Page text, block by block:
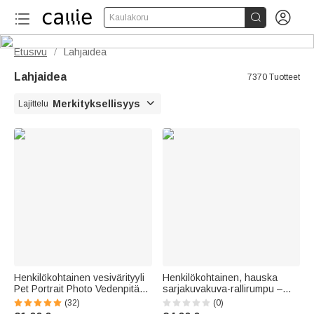
Kaulakoru  
Etusivu / Lahjaidea
Lahjaidea 7370 Tuotteet
Lajittelu Merkityksellisyys 
Henkilökohtainen vesivärityyli
Pet Portrait Photo Vedenpitävä
lemmikkieläinten
ruokintamatto, jossa on nimi ja
(32)
Henkilökohtainen, hauska
sarjakuvakuva-rallirumpu –
vitsikäs syntymäpäivälahja
ystäville, perheelle ja
(0)